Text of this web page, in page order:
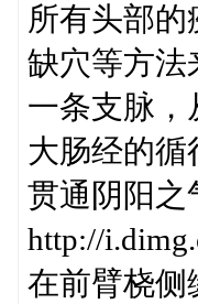
所有头部
缺穴等方法
一条支脉，
大肠经的
贯通阴阳之
http://
在前臂桡侧